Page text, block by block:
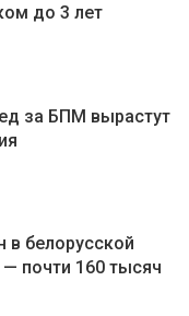
до 3 лет
за БПМ вырастут
белорусской
— почти 160 тысяч